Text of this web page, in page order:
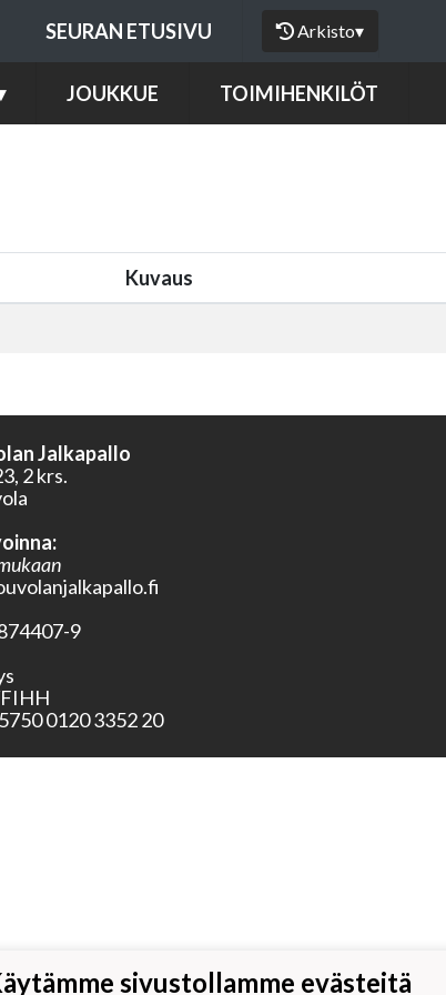
SEURAN ETUSIVU Arkisto▾
JOUKKUE TOIMIHENKILÖT
Kuvaus
Jalkapallo
2 krs.
9
0120 3352 20
sivustollamme evästeitä